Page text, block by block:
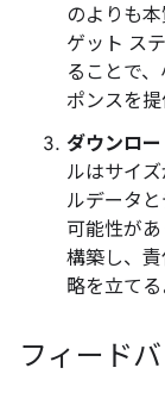
のよりも
ゲット ス
ることで
ポンスを提
ダウンロ
ルはサイ
ルデータ
可能性が
構築し、
略を立てる
フィード